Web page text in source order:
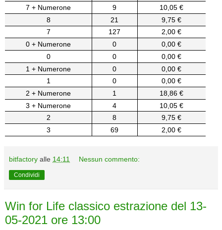
7 + Numerone
9
10,05 €
8
21
9,75 €
7
127
2,00 €
0 + Numerone
0
0,00 €
0
0
0,00 €
1 + Numerone
0
0,00 €
1
0
0,00 €
2 + Numerone
1
18,86 €
3 + Numerone
4
10,05 €
2
8
9,75 €
3
69 2,00 €
bitfactory alle 14:11 Nessun commento:
Condividi
Win for Life classico estrazione del 13-
05-2021 ore 13:00